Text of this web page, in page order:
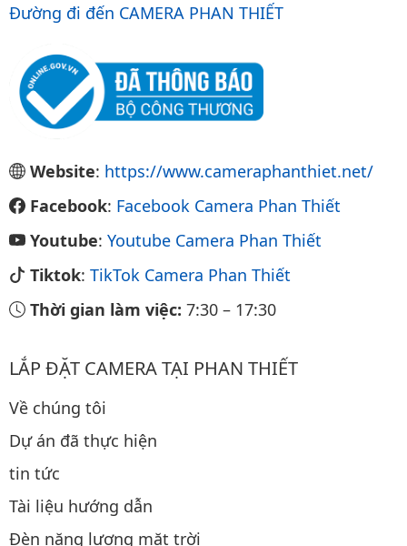
Đường đi đến CAMERA PHAN THIẾT
Website: https://www.cameraphanthiet.net/
Facebook: Facebook Camera Phan Thiết
Youtube: Youtube Camera Phan Thiết
Tiktok: TikTok Camera Phan Thiết
Thời gian làm việc: 7:30 – 17:30
LẮP ĐẶT CAMERA TẠI PHAN THIẾT
Về chúng tôi
Dự án đã thực hiện
tin tức
Tài liệu hướng dẫn
Đèn năng lượng mặt trời